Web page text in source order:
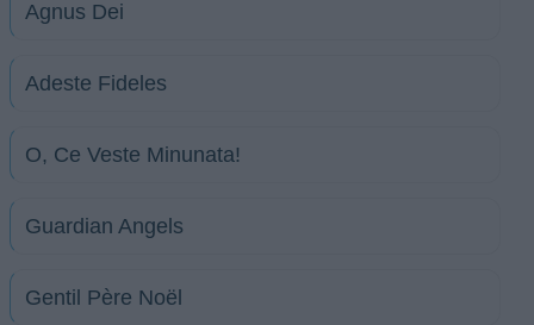
Agnus Dei
Adeste Fideles
O, Ce Veste Minunata!
Guardian Angels
Gentil Père Noël